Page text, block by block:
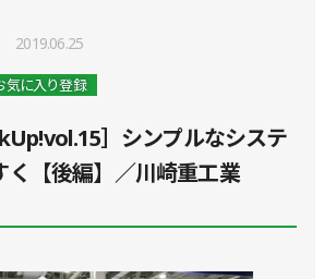
2019.06.25
に入り登録
］シンプルなシステ
く【後編】／川崎重工業